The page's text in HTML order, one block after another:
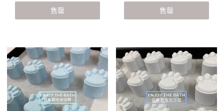
售罄 售罄